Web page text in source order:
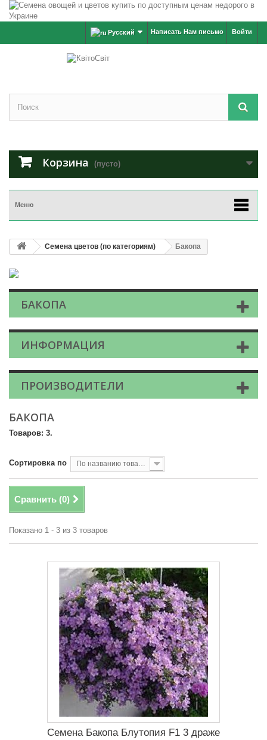
Войти
Написать Нам письмо
Русский
Корзина (пусто)
Меню
Семена цветов (по категориям) Бакопа
БАКОПА
ИНФОРМАЦИЯ
ПРОИЗВОДИТЕЛИ
БАКОПА
Товаров: 3.
Сортировка по По названию товара, от А до Я
Сравнить (0)
Показано 1 - 3 из 3 товаров
Семена Бакопа Блутопия F1 3 драже